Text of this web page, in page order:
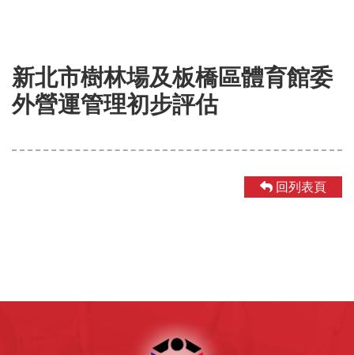
新北市樹林場及板橋區體育館委
外營運管理初步評估
回列表頁